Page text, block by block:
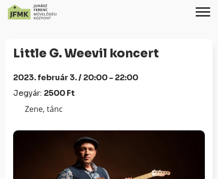
Content
navigációhoz
Little G. Weevil koncert
2023. február 3. / 20:00 - 22:00
Jegyár: 2500 Ft
Zene, tánc